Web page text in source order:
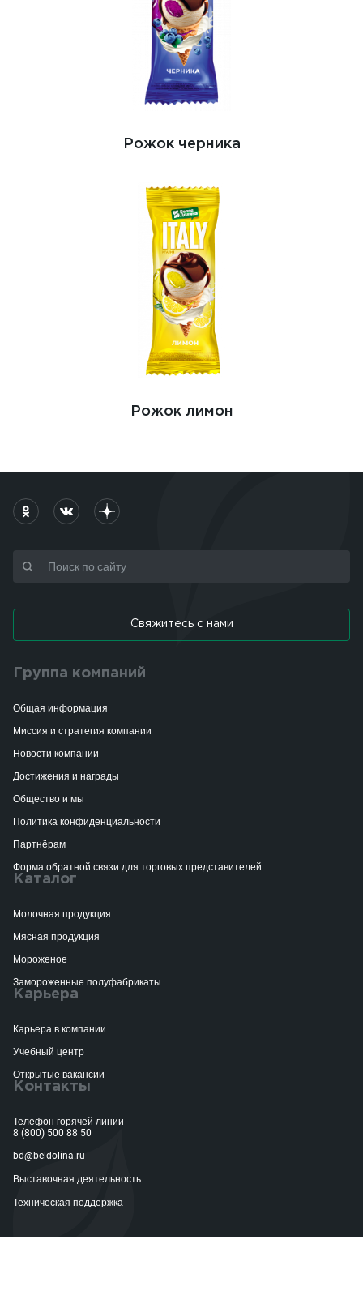
Рожок черника
Рожок лимон
Свяжитесь с нами
Группа компаний
Общая информация
Миссия и стратегия компании
Новости компании
Достижения и награды
Общество и мы
Политика конфиденциальности
Партнёрам
Форма обратной связи для торговых представителей
Каталог
Молочная продукция
Мясная продукция
Мороженое
Замороженные полуфабрикаты
Карьера
Карьера в компании
Учебный центр
Открытые вакансии
Контакты
Телефон горячей линии
8 (800) 500 88 50
bd@beldolina.ru
Выставочная деятельность
Техническая поддержка